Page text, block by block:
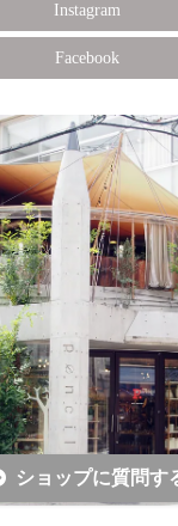
Instagram
Facebook
ショップに質問す